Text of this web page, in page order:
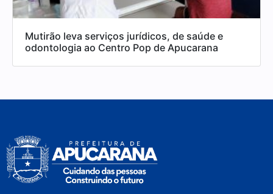
Mutirão leva serviços jurídicos, de saúde e
odontologia ao Centro Pop de Apucarana